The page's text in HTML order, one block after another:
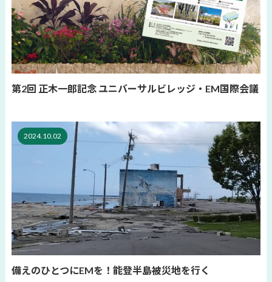
第2回 正木一郎記念 ユニバーサルビレッジ・EM国際会議
2024.10.02
備えのひとつにEMを！能登半島被災地を行く